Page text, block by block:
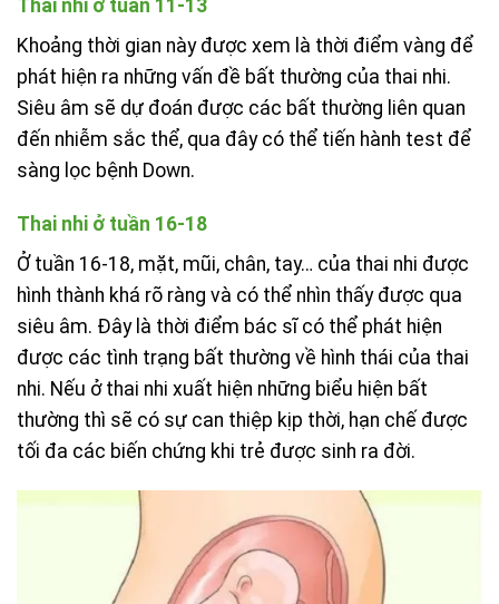
Thai nhi ở tuần 11-13
Khoảng thời gian này được xem là thời điểm vàng để
phát hiện ra những vấn đề bất thường của thai nhi.
Siêu âm sẽ dự đoán được các bất thường liên quan
đến nhiễm sắc thể, qua đây có thể tiến hành test để
sàng lọc bệnh Down.
Thai nhi ở tuần 16-18
Ở tuần 16-18, mặt, mũi, chân, tay… của thai nhi được
hình thành khá rõ ràng và có thể nhìn thấy được qua
siêu âm. Đây là thời điểm bác sĩ có thể phát hiện
được các tình trạng bất thường về hình thái của thai
nhi. Nếu ở thai nhi xuất hiện những biểu hiện bất
thường thì sẽ có sự can thiệp kịp thời, hạn chế được
tối đa các biến chứng khi trẻ được sinh ra đời.